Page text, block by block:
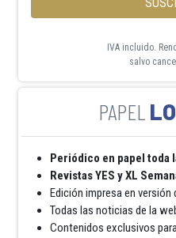
IVA incluido.
salvo
Periódico en papel toda
Revistas YES y XL
Edición impresa en versión
Todas las noticias de la
Contenidos exclusivos